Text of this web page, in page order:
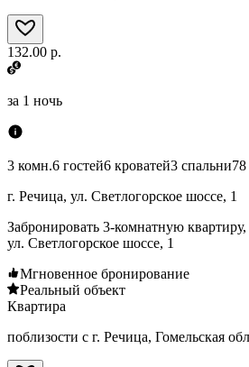
132.00 р.
за 1 ночь
3 комн.6 гостей6 кроватей3 спальни78
г. Речица, ул. Светлогорское шоссе, 1
Забронировать 3-комнатную квартиру,
ул. Светлогорское шоссе, 1
Мгновенное бронирование
Реальный объект
Квартира
поблизости с г. Речица, Гомельская